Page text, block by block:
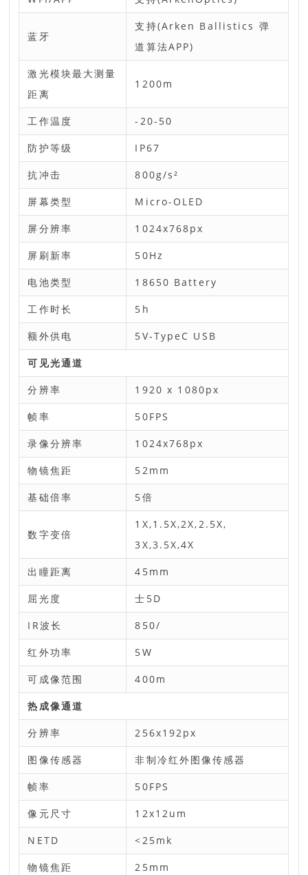
蓝牙
支持(Arken Ballistics 弹
道算法APP)
激光模块最大测量
距离
1200m
工作温度 -20-50
防护等级 IP67
抗冲击 800g/s²
屏幕类型 Micro-OLED
屏分辨率 1024x768px
屏刷新率 50Hz
电池类型 18650 Battery
工作时长 5h
额外供电 5V-TypeC USB
可见光通道
分辨率 1920 x 1080px
帧率 50FPS
录像分辨率 1024x768px
物镜焦距 52mm
基础倍率 5倍
数字变倍
1X,1.5X,2X,2.5X,
3X,3.5X,4X
出瞳距离 45mm
屈光度 士5D
IR波长 850/
红外功率 5W
可成像范围 400m
热成像通道
分辨率 256x192px
图像传感器 非制冷红外图像传感器
帧率 50FPS
像元尺寸 12x12um
NETD <25mk
物镜焦距 25mm